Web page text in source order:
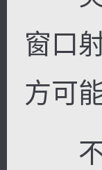
窗口
方可
不